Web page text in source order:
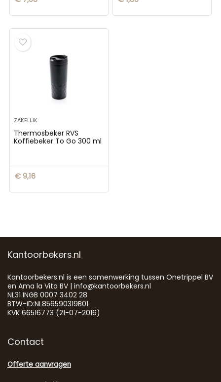
ZAKELIJK
Thermosbeker RVS
Koffiebeker To Go 300 ml
€9,16
Kantoorbekers.nl
Kantoorbekers.nl is een samenwerking tussen Onetrippel BV
en Ama la Vita BV | info@kantoorbekers.nl
NL31 INGB 0007 3402 28
BTW-ID:NL856590319B01
KVK 66516773 (21-07-2016)
Contact
Offerte aanvragen